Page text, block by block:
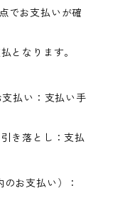
でお支払いが確
となります。
払い：支払い手
き落とし：支払
お支払い）：